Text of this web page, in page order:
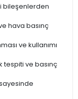
bileşenlerden
hava basınç
ve kullanımı
tespiti ve basınç